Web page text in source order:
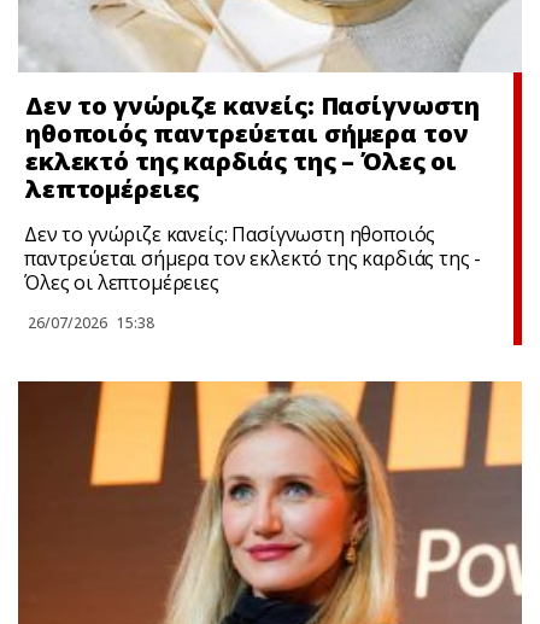
Δεν το γνώριζε κανείς: Πασίγνωστη
ηθοποιός παντρεύεται σήμερα τον
εκλεκτό της καρδιάς της – Όλες οι
λεπτομέρειες
Δεν το γνώριζε κανείς: Πασίγνωστη ηθοποιός
παντρεύεται σήμερα τον εκλεκτό της καρδιάς της -
Όλες οι λεπτομέρειες
26/07/2026 15:38